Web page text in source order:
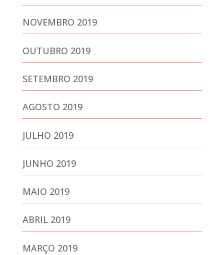
NOVEMBRO 2019
OUTUBRO 2019
SETEMBRO 2019
AGOSTO 2019
JULHO 2019
JUNHO 2019
MAIO 2019
ABRIL 2019
MARÇO 2019